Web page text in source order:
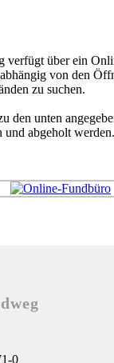
verfügt über ein
von den
zu suchen.
den unten
und abgeholt werden.
0